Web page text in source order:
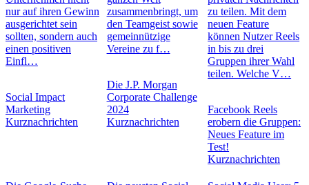
nur auf ihren Gewinn
ausgerichtet sein
sollten, sondern auch
einen positiven
Einfl…
Social Impact
Marketing
Kurznachrichten
zusammenbringt, um
den Teamgeist sowie
gemeinnützige
Vereine zu f…
Die J.P. Morgan
Corporate Challenge
2024
Kurznachrichten
zu teilen. Mit dem
neuen Feature
können Nutzer Reels
in bis zu drei
Gruppen ihrer Wahl
teilen. Welche V…
Facebook Reels
erobern die Gruppen:
Neues Feature im
Test!
Kurznachrichten